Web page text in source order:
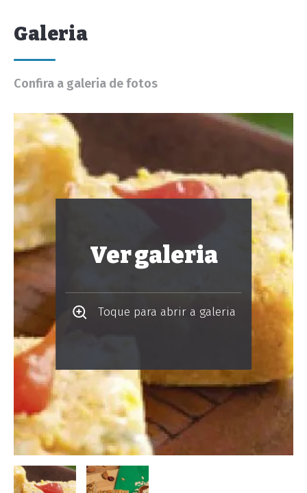
Galeria
Confira a galeria de fotos
Ver galeria
Toque para abrir a galeria